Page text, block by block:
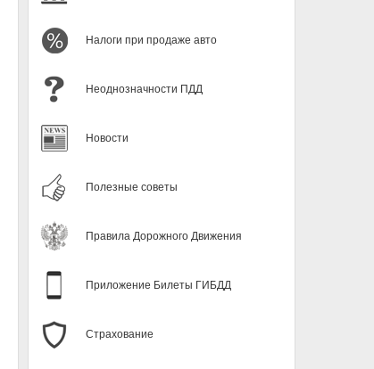
Налоги при продаже авто
Неоднозначности ПДД
Новости
Полезные советы
Правила Дорожного Движения
Приложение Билеты ГИБДД
Страхование